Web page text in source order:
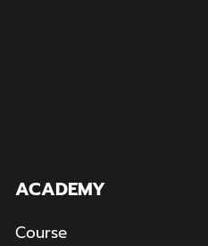
ACADEMY
Course